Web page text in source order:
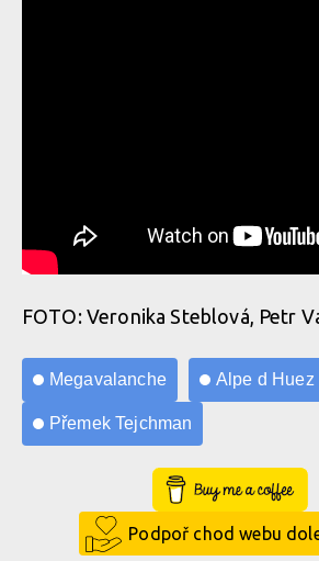
FOTO: Veronika Steblová, Petr
Megavalanche Alpe d Huez
Přemek Tejchman
Buy Me a Coffee
Podpoř chod webu